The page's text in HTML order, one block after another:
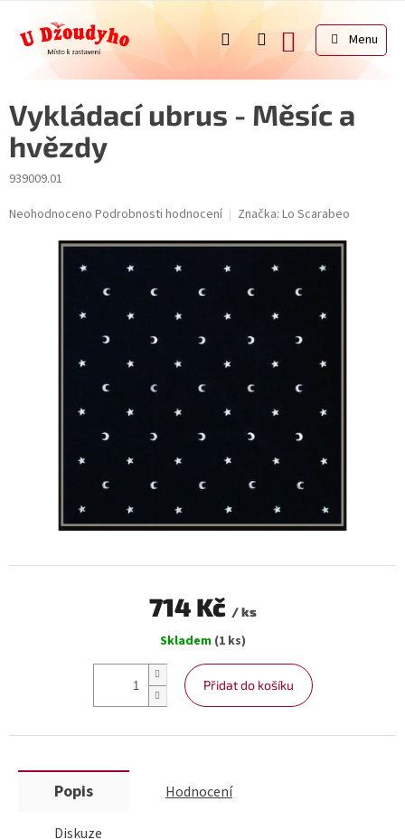
obsah
NÁKUPNÍ
KOŠÍK
Vykládací ubrus - Měsíc a
hvězdy
939009.01
Průměrné
Neohodnoceno Podrobnosti hodnocení Značka: Lo Scarabeo
714 Kč / ks
cena:
Skladem (1 ks)
Přidat do košíku
Popis Hodnocení
Diskuze